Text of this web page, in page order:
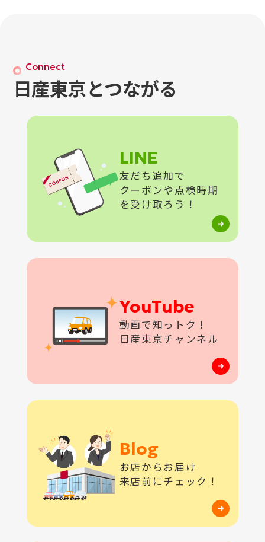
Connect
日産東京とつながる
LINE
友だち追加で
クーポンや点検時期
を受け取ろう！
YouTube
動画で知っトク！
日産東京チャンネル
Blog
お店からお届け
来店前にチェック！